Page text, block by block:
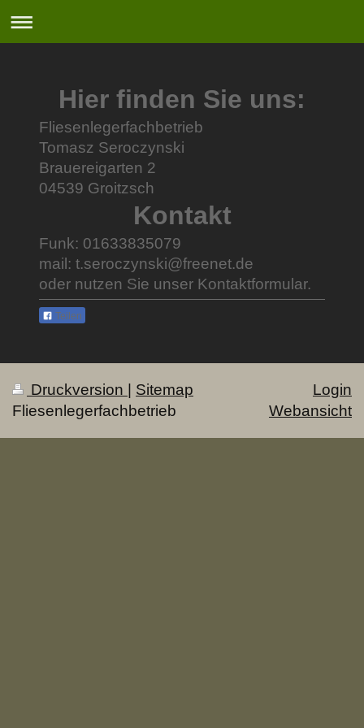
Hier finden Sie uns:
Fliesenlegerfachbetrieb
Tomasz Seroczynski
Brauereigarten 2
04539 Groitzsch
Kontakt
Funk: 01633835079
mail: t.seroczynski@freenet.de
oder nutzen Sie unser Kontaktformular.
Teilen
Druckversion
Sitemap
Fliesenlegerfachbetrieb
Login
Webansicht